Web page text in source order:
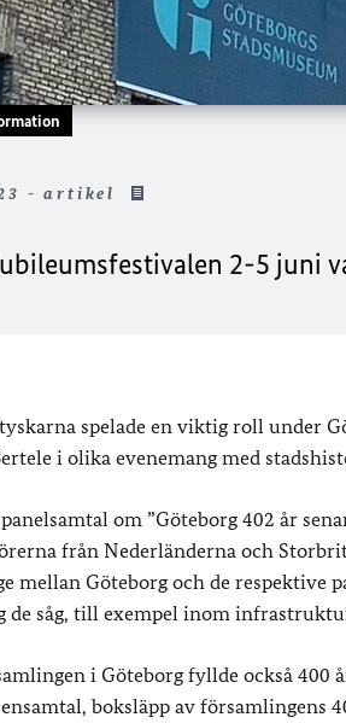
- artikel
2-5 juni
spelade en viktig roll under
i olika evenemang med
om ”Göteborg 402 år
från Nederländerna och
mellan Göteborg och de
de såg, till exempel inom
i Göteborg fyllde också
boksläpp av församlingens